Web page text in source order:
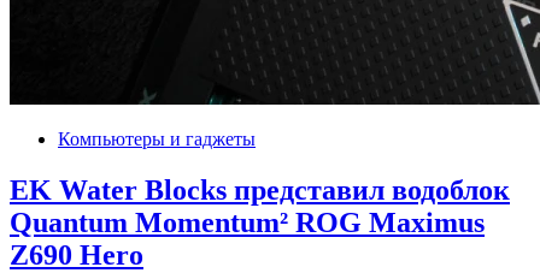
Компьютеры и гаджеты
EK Water Blocks представил водоблок
Quantum Momentum² ROG Maximus
Z690 Hero